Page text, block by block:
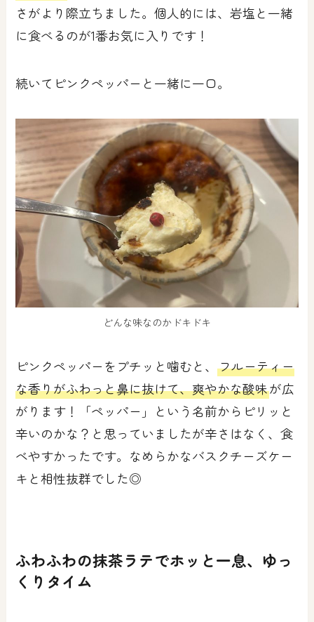
さがより際立ちました。個人的には、岩塩と一緒
に食べるのが1番お気に入りです！
続いてピンクペッパーと一緒に一口。
どんな味なのかドキドキ
ピンクペッパーをプチッと噛むと、フルーティー
な香りがふわっと鼻に抜けて、爽やかな酸味が広
がります！「ペッパー」という名前からピリッと
辛いのかな？と思っていましたが辛さはなく、食
べやすかったです。なめらかなバスクチーズケー
キと相性抜群でした◎
ふわふわの抹茶ラテでホッと一息、ゆっ
くりタイム